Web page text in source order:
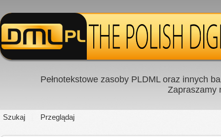
Pełnotekstowe zasoby PLDML oraz innych
Zapraszamy
Szukaj Przeglądaj